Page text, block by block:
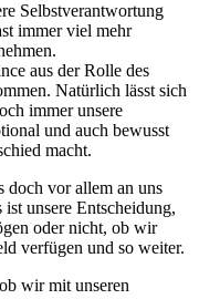
Selbstverantwortung
immer viel mehr
aus der Rolle des
Natürlich lässt sich
immer unsere
und auch bewusst
macht.
vor allem an uns
unsere Entscheidung,
oder nicht, ob wir
verfügen und so weiter.
wir mit unseren